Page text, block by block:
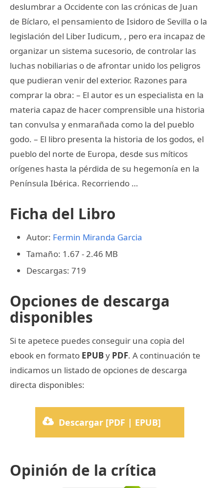
deslumbrar a Occidente con las crónicas de Juan
de Bíclaro, el pensamiento de Isidoro de Sevilla o la
legislación del Liber Iudicum, , pero era incapaz de
organizar un sistema sucesorio, de controlar las
luchas nobiliarias o de afrontar unido los peligros
que pudieran venir del exterior. Razones para
comprar la obra: – El autor es un especialista en la
materia capaz de hacer comprensible una historia
tan convulsa y enmarañada como la del pueblo
godo. – El libro presenta la historia de los godos, el
pueblo del norte de Europa, desde sus míticos
orígenes hasta la pérdida de su hegemonía en la
Península Ibérica. Recorriendo …
Ficha del Libro
Autor: Fermin Miranda Garcia
Tamaño: 1.67 - 2.46 MB
Descargas: 719
Opciones de descarga
disponibles
Si te apetece puedes conseguir una copia del
ebook en formato EPUBy PDF. A continuación te
indicamos un listado de opciones de descarga
directa disponibles:
Descargar [PDF | EPUB]
Opinión de la crítica